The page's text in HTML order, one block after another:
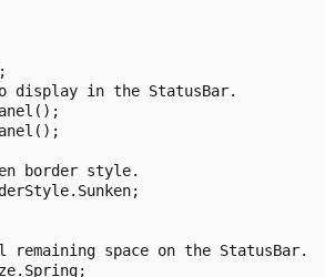
display in the StatusBar.
border style.
remaining space on the StatusBar.